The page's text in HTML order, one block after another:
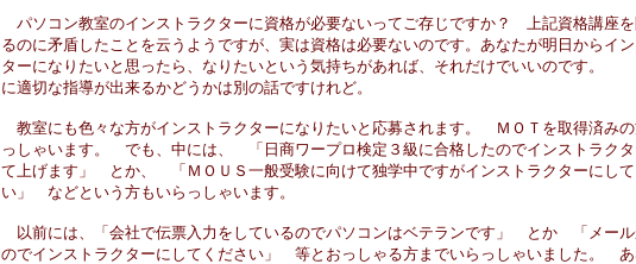
パソコン教室のインストラクターに資格が必要ないってご存じですか？ 上記資格講座
るのに矛盾したことを云うようですが、実は資格は必要ないのです。あなたが明日からイ
ターになりたいと思ったら、なりたいという気持ちがあれば、それだけでいいのです
に適切な指導が出来るかどうかは別の話ですけれど。
教室にも色々な方がインストラクターになりたいと応募されます。 ＭＯＴを取得済みの
っしゃいます。 でも、中には、 「日商ワープロ検定３級に合格したのでインストラクタ
て上げます」 とか、 「ＭＯＵＳ一般受験に向けて独学中ですがインストラクターにして
い」 などという方もいらっしゃいます。
以前には、「会社で伝票入力をしているのでパソコンはベテランです」 とか 「メール
のでインストラクターにしてください」 等とおっしゃる方までいらっしゃいました。